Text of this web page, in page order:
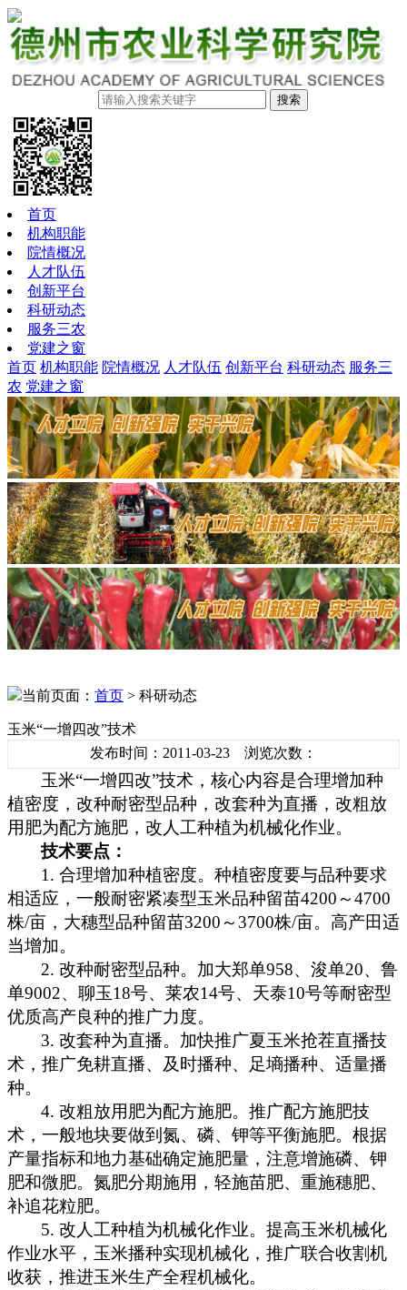
搜索
首页
机构职能
院情概况
人才队伍
创新平台
科研动态
服务三农
党建之窗
首页 机构职能 院情概况 人才队伍 创新平台 科研动态 服务三
农 党建之窗
当前页面： 首页 > 科研动态
玉米“一增四改”技术
发布时间：2011-03-23 浏览次数：
玉米“一增四改”技术，核心内容是合理增加种
植密度，改种耐密型品种，改套种为直播，改粗放
用肥为配方施肥，改人工种植为机械化作业。
技术要点：
1.合理增加种植密度。种植密度要与品种要求
相适应，一般耐密紧凑型玉米品种留苗4200 ～4700
株/亩，大穗型品种留苗3200 ～ 3700株/亩。高产田适
当增加。
2.改种耐密型品种。加大郑单958、浚单20、鲁
单9002、聊玉18号、莱农14号、天泰10号等耐密型
优质高产良种的推广力度。
3.改套种为直播。加快推广夏玉米抢茬直播技
术，推广免耕直播、及时播种、足墒播种、适量播
种。
4.改粗放用肥为配方施肥。推广配方施肥技
术，一般地块要做到氮、磷、钾等平衡施肥。根据
产量指标和地力基础确定施肥量，注意增施磷、钾
肥和微肥。氮肥分期施用，轻施苗肥、重施穗肥、
补追花粒肥。
5.改人工种植为机械化作业。提高玉米机械化
作业水平，玉米播种实现机械化，推广联合收割机
收获，推进玉米生产全程机械化。